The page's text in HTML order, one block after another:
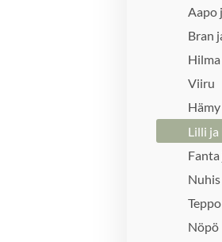
Aapo
Bran
Hilma
Viiru
Hämy
Lilli ja
Nuhis
Teppo
Nöpö